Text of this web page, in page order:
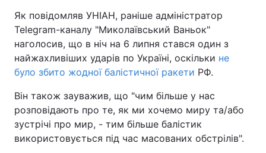
Як повідомляв УНІАН, раніше адміністратор
Telegram-каналу "Миколаївський Ваньок"
наголосив, що в ніч на 6 липня стався один з
найжахливіших ударів по Україні, оскільки не
було збито жодної балістичної ракети РФ.
Він також зауважив, що "чим більше у нас
розповідають про те, як ми хочемо миру та/або
зустрічі про мир, - тим більше балістик
використовується під час масованих обстрілів".